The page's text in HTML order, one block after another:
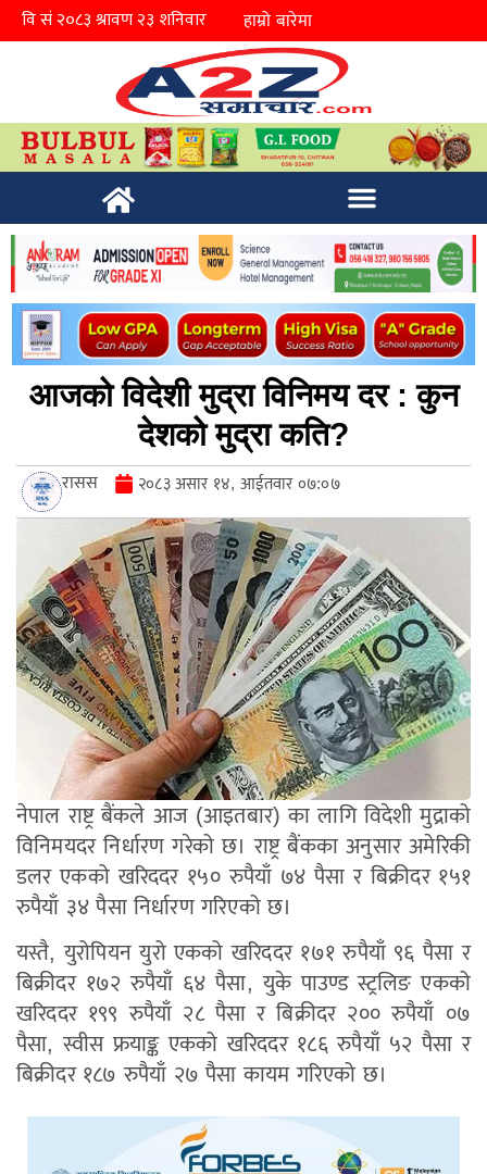
हाम्रो बारेमा
आजको विदेशी मुद्रा विनिमय दर : कुन
देशको मुद्रा कति?
रासस २०८३ असार १४, आईतवार ०७:०७
नेपाल राष्ट्र बैंकले आज (आइतबार) का लागि विदेशी मुद्राको
विनिमयदर निर्धारण गरेको छ। राष्ट्र बैंकका अनुसार अमेरिकी
डलर एकको खरिददर १५० रुपैयाँ ७४ पैसा र बिक्रीदर १५१
रुपैयाँ ३४ पैसा निर्धारण गरिएको छ।
यस्तै, युरोपियन युरो एकको खरिददर १७१ रुपैयाँ ९६ पैसा र
बिक्रीदर १७२ रुपैयाँ ६४ पैसा, युके पाउण्ड स्ट्रलिङ एकको
खरिददर १९९ रुपैयाँ २८ पैसा र बिक्रीदर २०० रुपैयाँ ०७
पैसा, स्वीस फ्रयाङ्क एकको खरिददर १८६ रुपैयाँ ५२ पैसा र
बिक्रीदर १८७ रुपैयाँ २७ पैसा कायम गरिएको छ।